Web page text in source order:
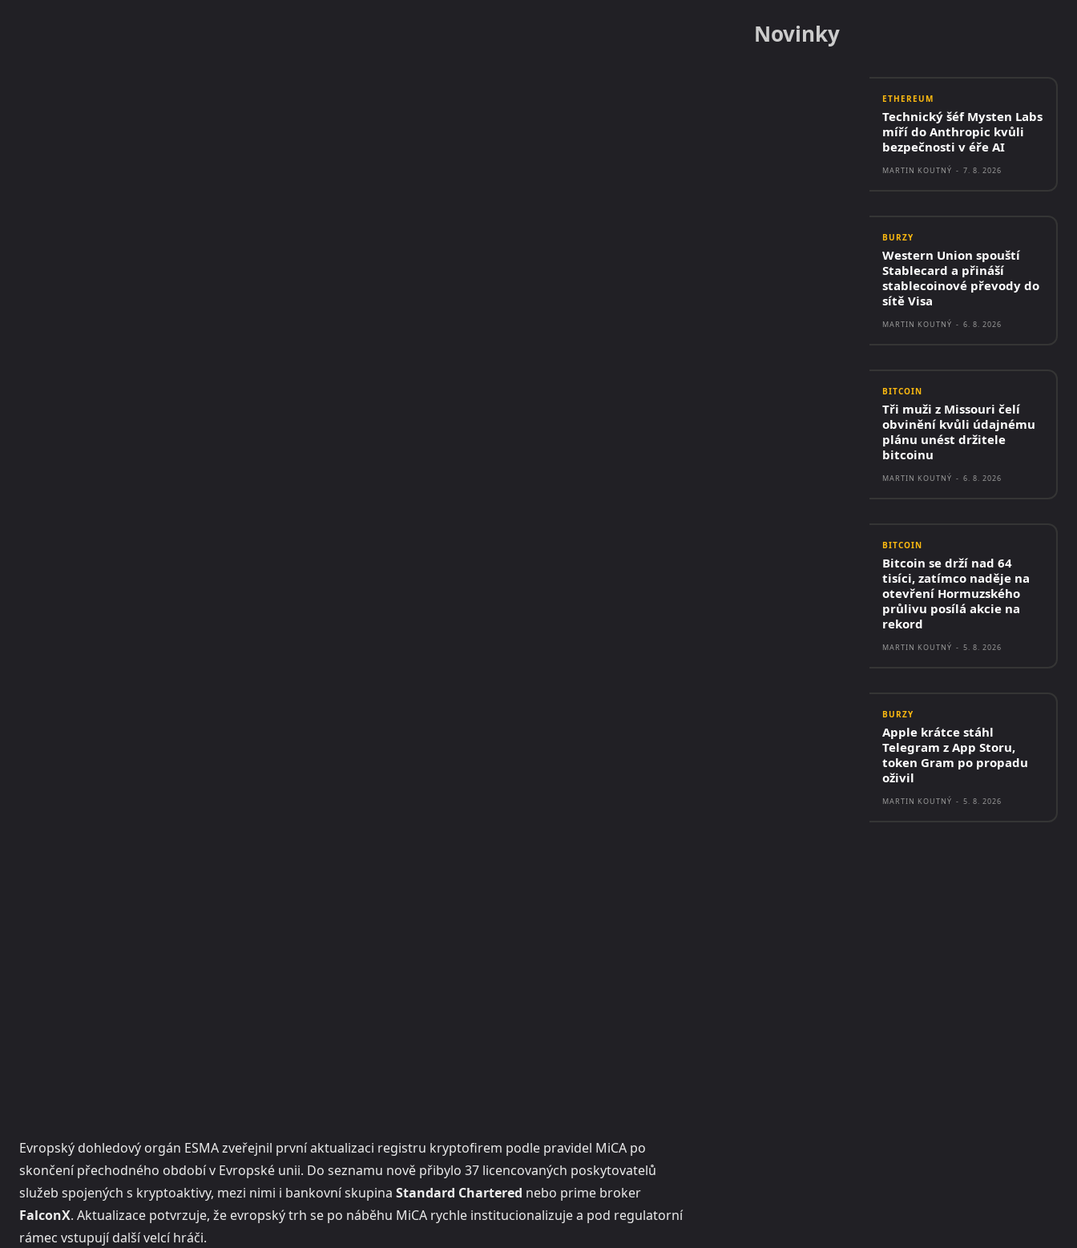
Evropský dohledový orgán ESMA zveřejnil první aktualizaci registru kryptofirem podle pravidel MiCA po
skončení přechodného období v Evropské unii. Do seznamu nově přibylo 37 licencovaných poskytovatelů
služeb spojených s kryptoaktivy, mezi nimi i bankovní skupina Standard Chartered nebo prime broker
FalconX. Aktualizace potvrzuje, že evropský trh se po náběhu MiCA rychle institucionalizuje a pod regulatorní
rámec vstupují další velcí hráči.
Novinky
ETHEREUM
Technický šéf Mysten Labs
míří do Anthropic kvůli
bezpečnosti v éře AI
MARTIN KOUTNÝ - 7. 8. 2026
BURZY
Western Union spouští
Stablecard a přináší
stablecoinové převody do
sítě Visa
MARTIN KOUTNÝ - 6. 8. 2026
BITCOIN
Tři muži z Missouri čelí
obvinění kvůli údajnému
plánu unést držitele
bitcoinu
MARTIN KOUTNÝ - 6. 8. 2026
BITCOIN
Bitcoin se drží nad 64
tisíci, zatímco naděje na
otevření Hormuzského
průlivu posílá akcie na
rekord
MARTIN KOUTNÝ - 5. 8. 2026
BURZY
Apple krátce stáhl
Telegram z App Storu,
token Gram po propadu
oživil
MARTIN KOUTNÝ - 5. 8. 2026